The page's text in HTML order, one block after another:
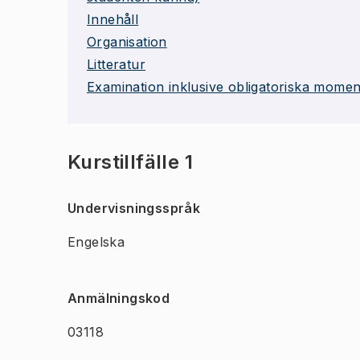
Innehåll
Organisation
Litteratur
Examination inklusive obligatoriska
Kurstillfälle 1
Undervisningsspråk
Engelska
Anmälningskod
03118